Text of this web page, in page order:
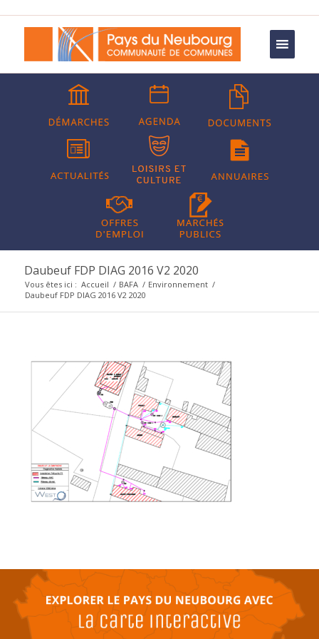
Daubeuf FDP DIAG 2016 V2 2020
Vous êtes ici : Accueil / BAFA / Environnement /
Daubeuf FDP DIAG 2016 V2 2020